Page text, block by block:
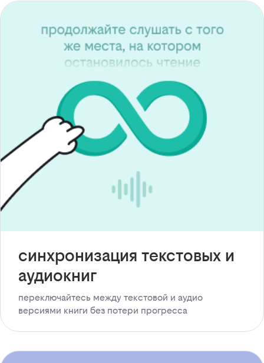
синхронизация текстовых и
аудиокниг
переключайтесь между текстовой и аудио
версиями книги без потери прогресса